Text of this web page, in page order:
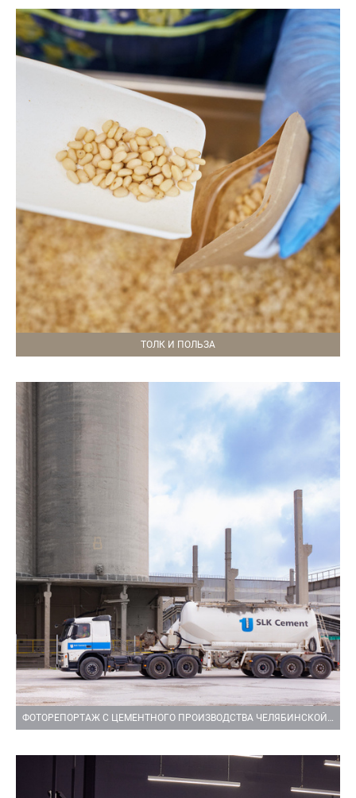
ТОЛК И ПОЛЬЗА
ФОТОРЕПОРТАЖ С ЦЕМЕНТНОГО ПРОИЗВОДСТВА ЧЕЛЯБИНСКОЙ ОБЛАСТИ